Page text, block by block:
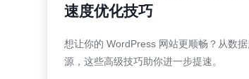
速度优化技巧
想让你的 WordPress 网站更顺畅？从数
源，这些高级技巧助你进一步提速。